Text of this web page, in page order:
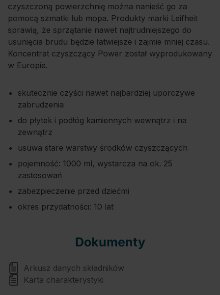
czyszczoną powierzchnię można nanieść go za
pomocą szmatki lub mopa. Produkty marki Leifheit
sprawią, że sprzątanie nawet najtrudniejszego do
usunięcia brudu będzie łatwiejsze i zajmie mniej czasu.
Koncentrat czyszczący Power został wyprodukowany
w Europie.
skutecznie czyści nawet najbardziej uporczywe
zabrudzenia
do płytek i podłóg kamiennych wewnątrz i na
zewnątrz
usuwa stare warstwy środków czyszczących
pojemność: 1000 ml, wystarcza na ok. 25
zastosowań
zabezpieczenie przed dziećmi
okres przydatności: 10 lat
Dokumenty
Arkusz danych składników
Karta charakterystyki